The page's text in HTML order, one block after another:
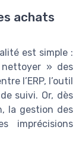
achats
est simple :
» des
l’ERP, l’outil
suivi. Or, dès
la gestion des
imprécisions